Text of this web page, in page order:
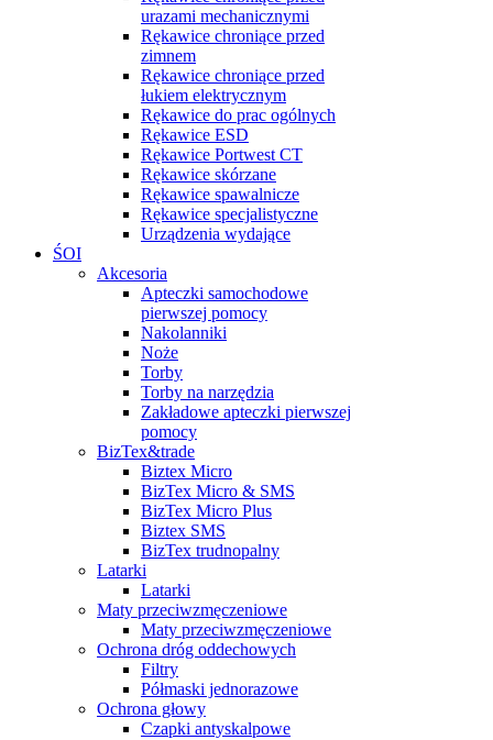
urazami mechanicznymi
Rękawice chroniące przed
zimnem
Rękawice chroniące przed
łukiem elektrycznym
Rękawice do prac ogólnych
Rękawice ESD
Rękawice Portwest CT
Rękawice skórzane
Rękawice spawalnicze
Rękawice specjalistyczne
Urządzenia wydające
ŚOI
Akcesoria
Apteczki samochodowe
pierwszej pomocy
Nakolanniki
Noże
Torby
Torby na narzędzia
Zakładowe apteczki pierwszej
pomocy
BizTex&trade
Biztex Micro
BizTex Micro & SMS
BizTex Micro Plus
Biztex SMS
BizTex trudnopalny
Latarki
Latarki
Maty przeciwzmęczeniowe
Maty przeciwzmęczeniowe
Ochrona dróg oddechowych
Filtry
Półmaski jednorazowe
Ochrona głowy
Czapki antyskalpowe